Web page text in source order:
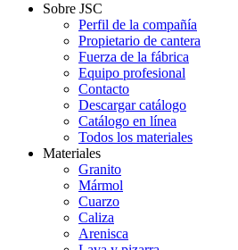
Sobre JSC
Perfil de la compañía
Propietario de cantera
Fuerza de la fábrica
Equipo profesional
Contacto
Descargar catálogo
Catálogo en línea
Todos los materiales
Materiales
Granito
Mármol
Cuarzo
Caliza
Arenisca